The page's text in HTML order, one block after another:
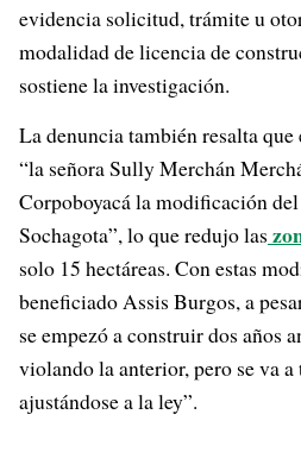
evidencia solicitud, trámite u
modalidad de licencia de
sostiene la investigación.
La denuncia también resalta
“la señora Sully Merchán
Corpoboyacá la modificación
Sochagota”, lo que redujo las
solo 15 hectáreas. Con estas
beneficiado Assis Burgos, a
se empezó a construir dos años
violando la anterior, pero se va
ajustándose a la ley”.